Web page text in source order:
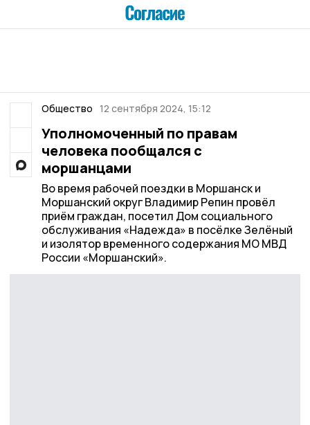
Общество 12 сентября 2024, 15:12
Уполномоченный по правам
человека пообщался с
моршанцами
Во время рабочей поездки в Моршанск и
Моршанский округ Владимир Репин провёл
приём граждан, посетил Дом социального
обслуживания «Надежда» в посёлке Зелёный
и изолятор временного содержания МО МВД
России «Моршанский».